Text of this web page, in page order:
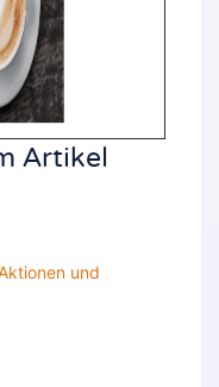
Artikel
und